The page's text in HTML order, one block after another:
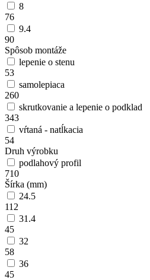
8
76
9.4
90
Spôsob montáže
lepenie o stenu
53
samolepiaca
260
skrutkovanie a lepenie o podklad
343
vŕtaná - natĺkacia
54
Druh výrobku
podlahový profil
710
Šírka (mm)
24.5
112
31.4
45
32
58
36
45